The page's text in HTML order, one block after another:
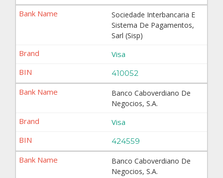
Sociedade Interbancaria E
Sistema De Pagamentos,
Sarl (Sisp)
Visa
410052
Banco Caboverdiano De
Negocios, S.A.
Visa
424559
Banco Caboverdiano De
Negocios, S.A.